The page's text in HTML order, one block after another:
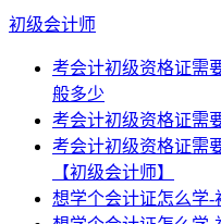
初级会计师
考会计初级资格证需
般多少
考会计初级资格证需
考会计初级资格证需
【初级会计师】
想学个会计证怎么学-